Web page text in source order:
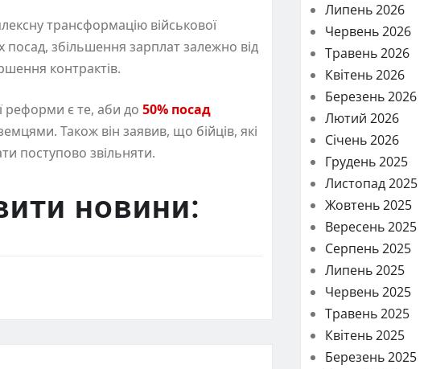
трансформацію військової
збільшення зарплат залежно від
контрактів.
реформи є те, аби до 50% посад
Також він заявив, що бійців, які
поступово звільняти.
новини:
Липень 2026
Червень 2026
Травень 2026
Квітень 2026
Березень 2026
Лютий 2026
Січень 2026
Грудень 2025
Листопад 2025
Жовтень 2025
Вересень 2025
Серпень 2025
Липень 2025
Червень 2025
Травень 2025
Квітень 2025
Березень 2025